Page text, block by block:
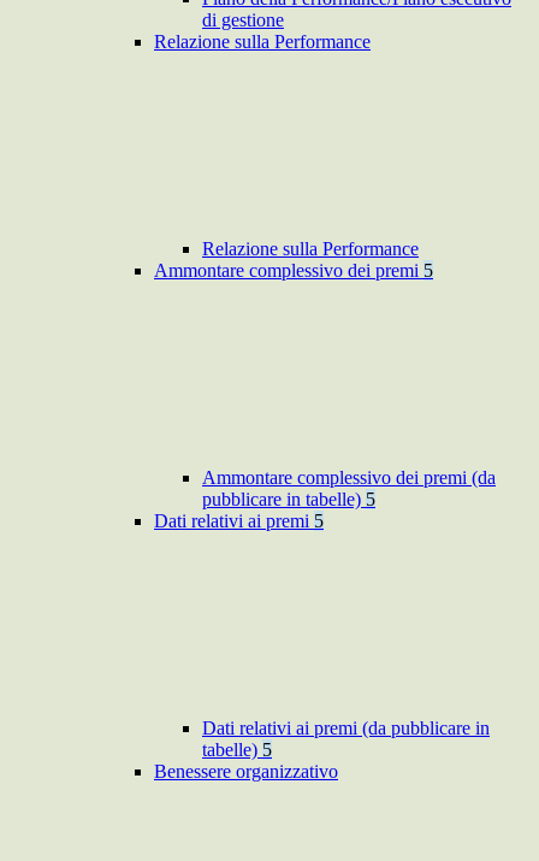
di gestione
Relazione sulla Performance
Relazione sulla Performance
Ammontare complessivo dei premi 5
Ammontare complessivo dei premi (da
pubblicare in tabelle) 5
Dati relativi ai premi 5
Dati relativi ai premi (da pubblicare in
tabelle) 5
Benessere organizzativo